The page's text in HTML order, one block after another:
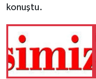
konuştu.